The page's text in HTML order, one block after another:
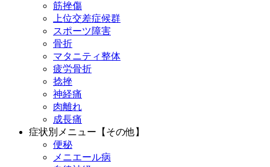
筋挫傷
上位交差症候群
スポーツ障害
骨折
マタニティ整体
疲労骨折
捻挫
神経痛
肉離れ
成長痛
症状別メニュー【その他】
便秘
メニエール病